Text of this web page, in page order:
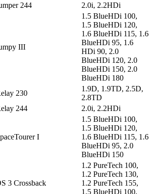
244
2.0i, 2.2HDi
III
1.5 BlueHDi 100,
1.5 BlueHDi 120,
1.6 BlueHDi 115, 1.6
BlueHDi 95, 1.6
HDi 90, 2.0
BlueHDi 120, 2.0
BlueHDi 150, 2.0
BlueHDi 180
230
1.9D, 1.9TD, 2.5D,
2.8TD
244
2.0i, 2.2HDi
I
1.5 BlueHDi 100,
1.5 BlueHDi 120,
1.6 BlueHDi 115, 1.6
BlueHDi 95, 2.0
BlueHDi 150
3 Crossback
1.2 PureTech 100,
1.2 PureTech 130,
1.2 PureTech 155,
1.5 BlueHDi 100,